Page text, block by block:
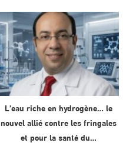
L’eau riche en hydrogène… le
nouvel allié contre les fringales
et pour la santé du…